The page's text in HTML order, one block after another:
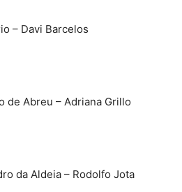
– Davi Barcelos
de Abreu – Adriana Grillo
da Aldeia – Rodolfo Jota